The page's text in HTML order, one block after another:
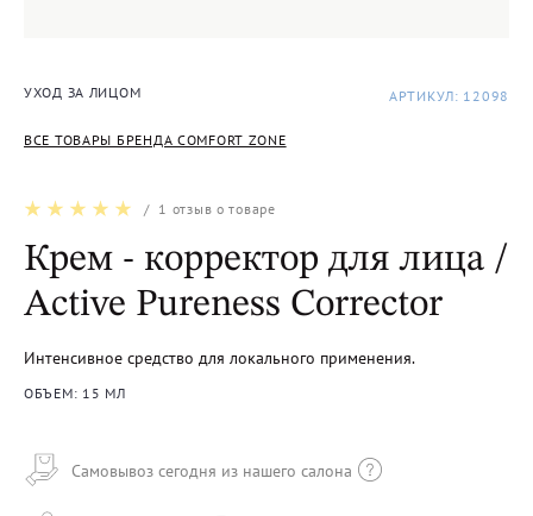
УХОД ЗА ЛИЦОМ
ВСЕ ТОВАРЫ БРЕНДА COMFORT ZONE
АРТИКУЛ: 12098
/ 1 отзыв о товаре
Крем - корректор для лица /
Active Pureness Corrector
Интенсивное средство для локального применения.
ОБЪЕМ: 15 МЛ
Самовывоз сегодня из нашего салона